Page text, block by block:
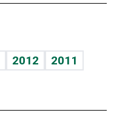
2012
2011